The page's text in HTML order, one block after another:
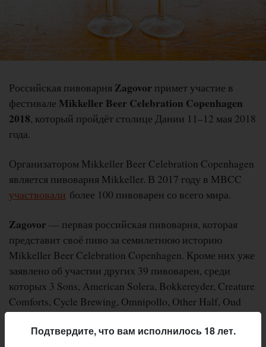
Российская пивоварня Zagovor примет участие в
фестивале Mikkeller Beer Celebration Copenhagen
2018, который пройдёт столице Дании 11–12 мая 2018
года.
Организатором Mikkeller Beer Celebration Copenhagen
является пивоварня Mikkeller. В 2017 году в MBCC
участвовали более 100 пивоварен со всего мира.
Zagovor— первая российская пивоварня, которая
представит своё пиво за семилетнюю историю
Mikkeller Beer Celebration Copenhagen. Кроме них уже
заявлено об участии других 39 пивоварен, среди
которых 3 Sons, American Solera, Bokkereyder, Creature
Comforts, Cycle Brewing, Omnipollo, Other Half, Oud
Beersel, The Alchemist, The Veil.
Подтвердите, что вам исполнилось 18 лет.